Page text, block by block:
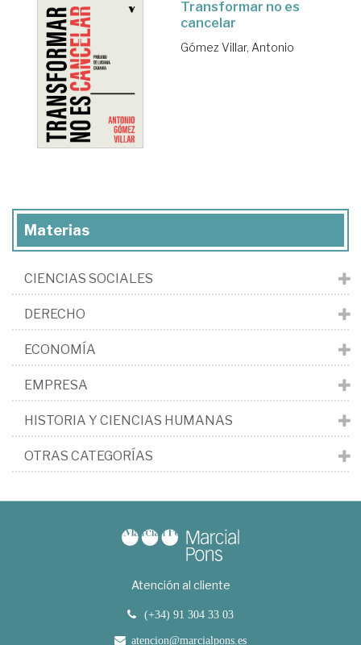
Transformar no es
cancelar
Gómez Villar, Antonio
Materias
CIENCIAS SOCIALES
DERECHO
ECONOMÍA
EMPRESA
HISTORIA Y CIENCIAS HUMANAS
OTRAS CATEGORÍAS
Atención al cliente
(+34) 91 304 33 03
atencion@marcialpons.es